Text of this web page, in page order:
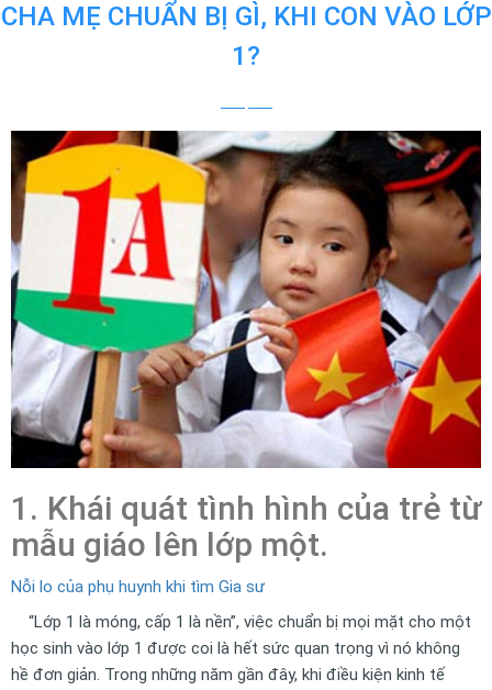
CHA MẸ CHUẨN BỊ GÌ, KHI CON VÀO LỚP
1?
1. Khái quát tình hình của trẻ từ
mẫu giáo lên lớp một.
Nỗi lo của phụ huynh khi tìm Gia sư
“Lớp 1 là móng, cấp 1 là nền”, việc chuẩn bị mọi mặt cho một
học sinh vào lớp 1 được coi là hết sức quan trọng vì nó không
hề đơn giản. Trong những năm gần đây, khi điều kiện kinh tế